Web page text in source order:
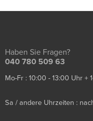
Haben Sie Fragen?
040 780 509 63
Mo-Fr : 10:00 - 13:00 Uhr +
Sa / andere Uhrzeiten :